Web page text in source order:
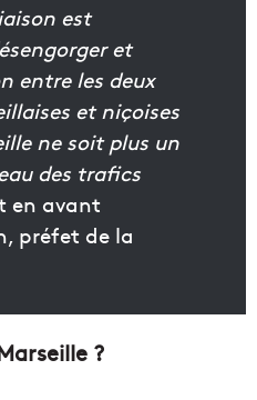
est
et
entre les deux
et niçoises
ne soit plus un
des trafics
en avant
préfet de la
?